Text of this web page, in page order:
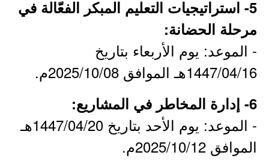
5- استراتيجيات التعليم المبكر الفعّالة في
مرحلة الحضانة:
- الموعد: يوم الأربعاء بتاريخ
1447/04/16هـ الموافق 2025/10/08م.
6- إدارة المخاطر في المشاريع:
- الموعد: يوم الأحد بتاريخ 1447/04/20هـ
الموافق 2025/10/12م.